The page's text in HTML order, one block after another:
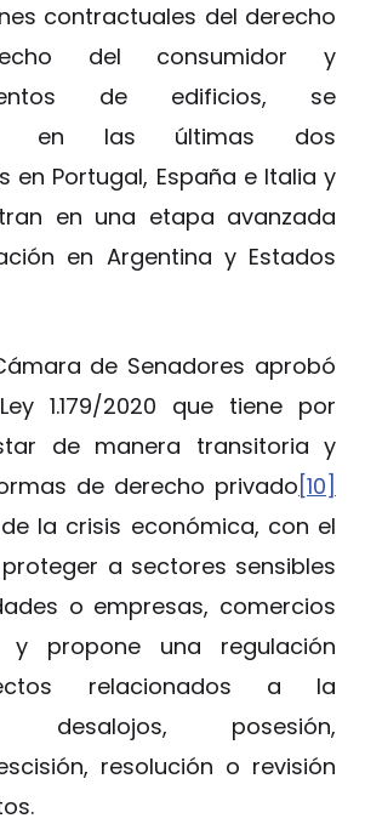
contractuales del derecho
del consumidor y
de edificios, se
en las últimas dos
en Portugal, España e Italia y
en una etapa avanzada
en Argentina y Estados
de Senadores aprobó
1.179/2020 que tiene por
de manera transitoria y
de derecho privado [10]
la crisis económica, con el
a sectores sensibles
o empresas, comercios
y propone una regulación
relacionados a la
desalojos, posesión,
resolución o revisión